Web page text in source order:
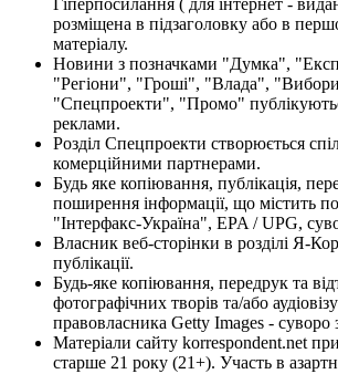
Гіперпосилання ( для інтернет -
розміщена в підзаголовку або в
матеріалу.
Новини з позначками "Думка",
"Регіони", "Гроші", "Влада",
"Спецпроекти", "Промо"
реклами.
Розділ Спецпроекти створюється
комерційними партнерами.
Будь яке копіювання, публікація,
поширення інформації, що містить
"Інтерфакс-Україна", EPA / UPG,
Власник веб-сторінки в розділі Я-
публікації.
Будь-яке копіювання, передрук та
фотографічних творів та/або
правовласника Getty Images - суворо
Матеріали сайту korrespondent.net
старше 21 року (21+). Участь в